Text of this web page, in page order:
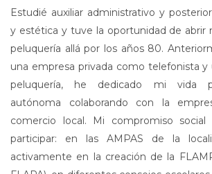
Estudié auxiliar administrativo y
y estética y tuve la oportunidad de abrir
peluquería allá por los años 80.
una empresa privada como telefonista y
peluquería, he dedicado mi vida
autónoma colaborando con la
comercio local. Mi compromiso
participar: en las AMPAS de la
activamente en la creación de la